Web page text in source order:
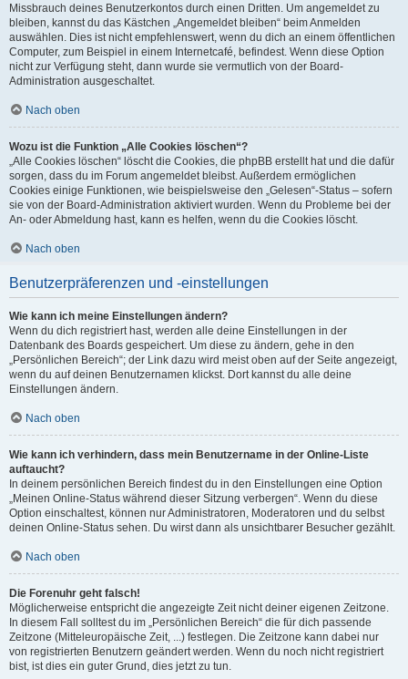
Missbrauch deines Benutzerkontos durch einen Dritten. Um angemeldet zu
bleiben, kannst du das Kästchen „Angemeldet bleiben“ beim Anmelden
auswählen. Dies ist nicht empfehlenswert, wenn du dich an einem öffentlichen
Computer, zum Beispiel in einem Internetcafé, befindest. Wenn diese Option
nicht zur Verfügung steht, dann wurde sie vermutlich von der Board-
Administration ausgeschaltet.
Nach oben
Wozu ist die Funktion „Alle Cookies löschen“?
„Alle Cookies löschen“ löscht die Cookies, die phpBB erstellt hat und die dafür
sorgen, dass du im Forum angemeldet bleibst. Außerdem ermöglichen
Cookies einige Funktionen, wie beispielsweise den „Gelesen“-Status – sofern
sie von der Board-Administration aktiviert wurden. Wenn du Probleme bei der
An- oder Abmeldung hast, kann es helfen, wenn du die Cookies löscht.
Nach oben
Benutzerpräferenzen und -einstellungen
Wie kann ich meine Einstellungen ändern?
Wenn du dich registriert hast, werden alle deine Einstellungen in der
Datenbank des Boards gespeichert. Um diese zu ändern, gehe in den
„Persönlichen Bereich“; der Link dazu wird meist oben auf der Seite angezeigt,
wenn du auf deinen Benutzernamen klickst. Dort kannst du alle deine
Einstellungen ändern.
Nach oben
Wie kann ich verhindern, dass mein Benutzername in der Online-Liste
auftaucht?
In deinem persönlichen Bereich findest du in den Einstellungen eine Option
„Meinen Online-Status während dieser Sitzung verbergen“. Wenn du diese
Option einschaltest, können nur Administratoren, Moderatoren und du selbst
deinen Online-Status sehen. Du wirst dann als unsichtbarer Besucher gezählt.
Nach oben
Die Forenuhr geht falsch!
Möglicherweise entspricht die angezeigte Zeit nicht deiner eigenen Zeitzone.
In diesem Fall solltest du im „Persönlichen Bereich“ die für dich passende
Zeitzone (Mitteleuropäische Zeit, ...) festlegen. Die Zeitzone kann dabei nur
von registrierten Benutzern geändert werden. Wenn du noch nicht registriert
bist, ist dies ein guter Grund, dies jetzt zu tun.